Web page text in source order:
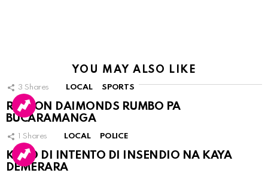
YOU MAY ALSO LIKE
3 Shares LOCAL SPORTS
RINCON DAIMONDS RUMBO PA
BUCARAMANGA
1 Shares LOCAL POLICE
KASO DI INTENTO DI INSENDIO NA KAYA
DEMERARA